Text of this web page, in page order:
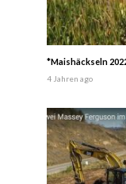
*Maishäckseln
4 Jahren ago